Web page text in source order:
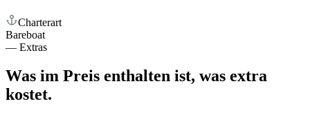
Charterart
Bareboat
— Extras
Was im Preis enthalten ist, was extra
kostet.